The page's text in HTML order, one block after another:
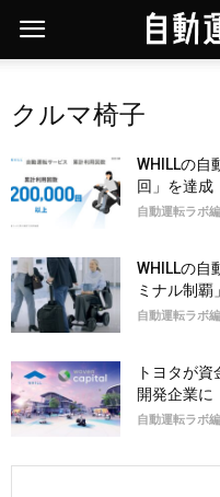
クルマ椅子
WHILLの自
回」を達成
自動運転ラボ
WHILLの自
ミナル制覇
自動運転ラボ
トヨタが
開発企業に
自動運転ラボ